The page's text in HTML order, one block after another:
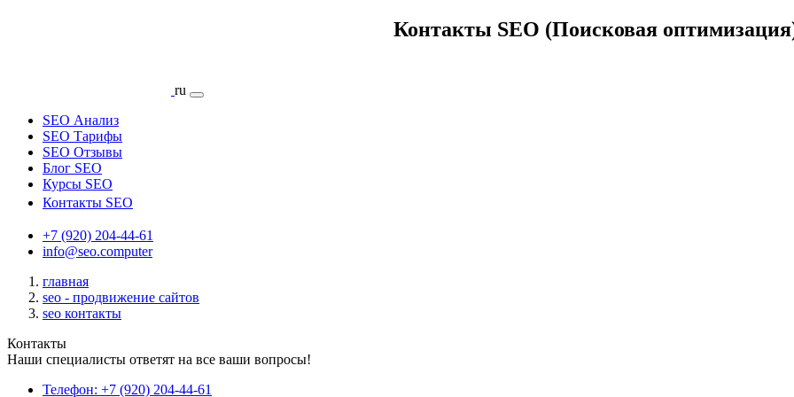
Контакты SEO (Поисковая
ru
SEO Анализ
SEO Тарифы
SEO Отзывы
Блог SEO
Курсы SEO
Контакты SEO
+7 (920) 204-44-61
info@seo.computer
главная
seo - продвижение сайтов
seo контакты
Контакты
Наши специалисты ответят на все ваши вопросы!
Телефон: +7 (920) 204-44-61